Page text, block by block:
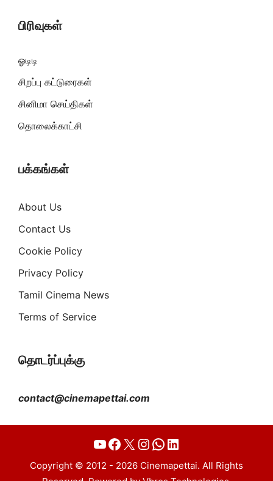
பிரிவுகள்
ஓடிடி
சிறப்பு கட்டுரைகள்
சினிமா செய்திகள்
தொலைக்காட்சி
பக்கங்கள்
About Us
Contact Us
Cookie Policy
Privacy Policy
Tamil Cinema News
Terms of Service
தொடர்ப்புக்கு
contact@cinemapettai.com
YouTube
Facebook
X Instagram
WhatsApp
LinkedIn
Copyright © 2012 - 2026 Cinemapettai. All Rights